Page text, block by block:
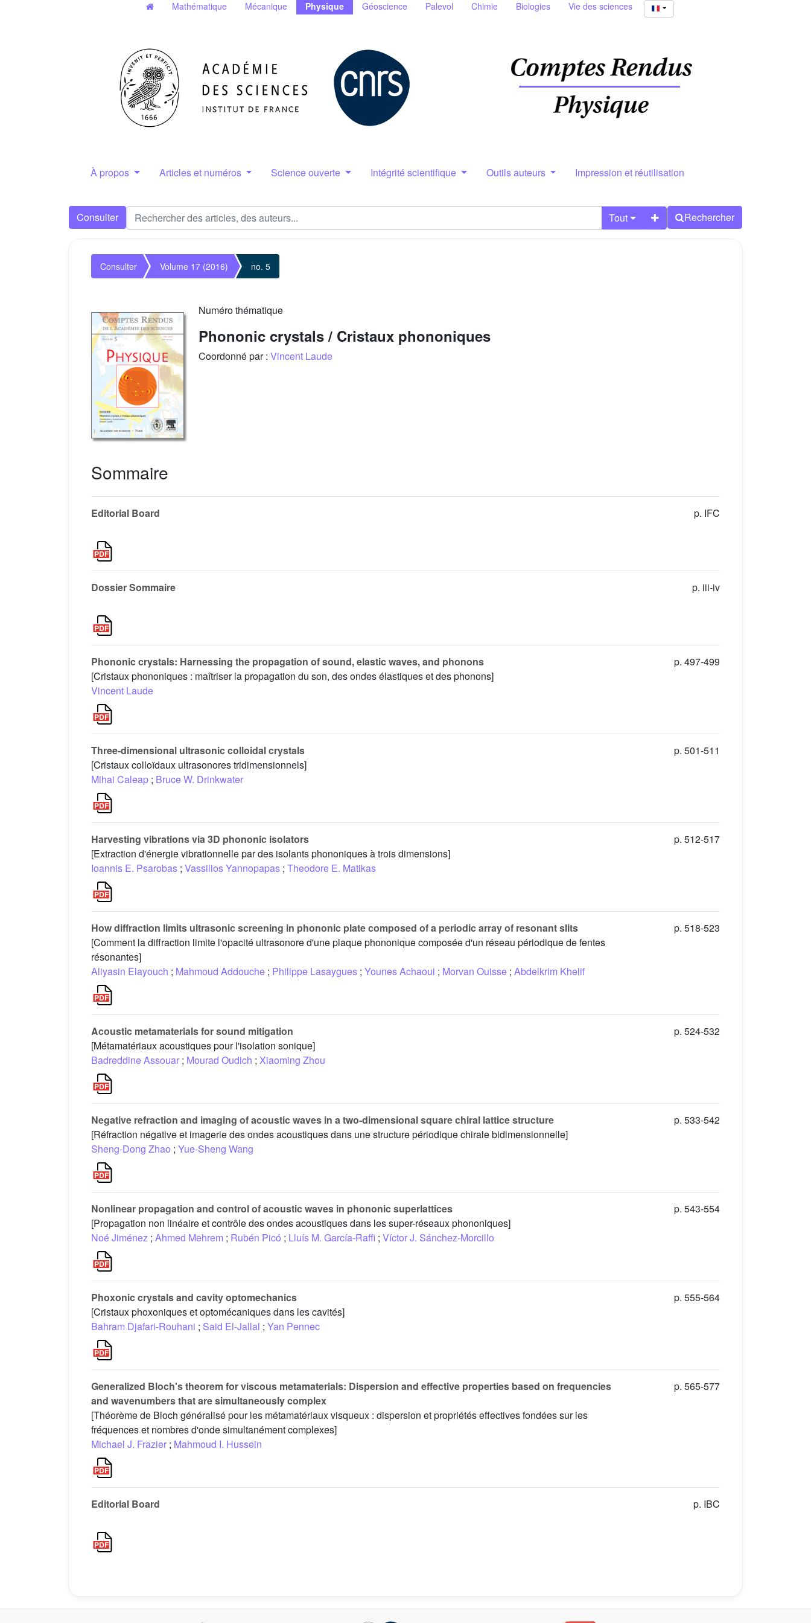
Mathématique Mécanique Physique Géoscience Palevol Chimie Biologies Vie des sciences
À propos Articles et numéros Science ouverte Intégrité scientifique Outils auteurs Impression et réutilisation
Consulter Tout Rechercher
Consulter Volume 17 (2016) no. 5
Numéro thématique
Phononic crystals / Cristaux phononiques
Coordonné par : Vincent Laude
Sommaire
Editorial Board p. IFC
Dossier Sommaire p. iii-iv
Phononic crystals: Harnessing the propagation of sound, elastic waves, and phonons
[Cristaux phononiques : maîtriser la propagation du son, des ondes élastiques et des phonons]
Vincent Laude
p. 497-499
Three-dimensional ultrasonic colloidal crystals
[Cristaux colloïdaux ultrasonores tridimensionnels]
Mihai Caleap ; Bruce W. Drinkwater
p. 501-511
Harvesting vibrations via 3D phononic isolators
[Extraction d'énergie vibrationnelle par des isolants phononiques à trois dimensions]
Ioannis E. Psarobas ; Vassilios Yannopapas ; Theodore E. Matikas
p. 512-517
How diffraction limits ultrasonic screening in phononic plate composed of a periodic array of resonant slits
[Comment la diffraction limite l'opacité ultrasonore d'une plaque phononique composée d'un réseau périodique de fentes
résonantes]
Aliyasin Elayouch ; Mahmoud Addouche ; Philippe Lasaygues ; Younes Achaoui ; Morvan Ouisse ; Abdelkrim Khelif
p. 518-523
Acoustic metamaterials for sound mitigation
[Métamatériaux acoustiques pour l'isolation sonique]
Badreddine Assouar ; Mourad Oudich ; Xiaoming Zhou
p. 524-532
Negative refraction and imaging of acoustic waves in a two-dimensional square chiral lattice structure
[Réfraction négative et imagerie des ondes acoustiques dans une structure périodique chirale bidimensionnelle]
Sheng-Dong Zhao ; Yue-Sheng Wang
p. 533-542
Nonlinear propagation and control of acoustic waves in phononic superlattices
[Propagation non linéaire et contrôle des ondes acoustiques dans les super-réseaux phononiques]
Noé Jiménez ; Ahmed Mehrem ; Rubén Picó ; Lluís M. García-Raffi ; Víctor J. Sánchez-Morcillo
p. 543-554
Phoxonic crystals and cavity optomechanics
[Cristaux phoxoniques et optomécaniques dans les cavités]
Bahram Djafari-Rouhani ; Said El-Jallal ; Yan Pennec
p. 555-564
Generalized Bloch's theorem for viscous metamaterials: Dispersion and effective properties based on frequencies
and wavenumbers that are simultaneously complex
[Théorème de Bloch généralisé pour les métamatériaux visqueux : dispersion et propriétés effectives fondées sur les
fréquences et nombres d'onde simultanément complexes]
Michael J. Frazier ; Mahmoud I. Hussein
p. 565-577
Editorial Board p. IBC